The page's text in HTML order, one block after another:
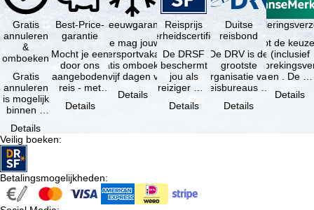
Gratis
annuleren
&
omboeken
Gratis
annuleren
is mogelijk
binnen 5
de
boeking,
als jouw
vakantie …
Details
Best-Price-
garantie
Mocht je een
door ons
aangeboden
reis - met
beschikbaarheid
Details
Sneeuwgarantie
Je mag jouw
wintersportvakantie
gratis omboeken
als vijf dagen voor
Details
Reisprijs
zekerheidscertificaat
De DRSF
beschermt
jou als
reiziger met
pakketreis
Details
Duitse
reisbond
De DRV is de
grootste
organisatie van
reisbureaus en
in Duitsland. …
Details
Je hebt de
(inclusief
en . De …
Details
Veilig boeken:
Betalingsmogelijkheden: